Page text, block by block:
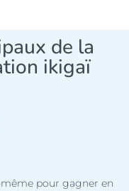
de la
ikigaï
pour gagner en